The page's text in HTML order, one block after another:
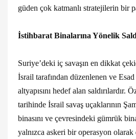
güden çok katmanlı stratejilerin bir
İstihbarat Binalarına Yönelik
Suriye’deki iç savaşın en dikkat
İsrail tarafından düzenlenen ve
altyapısını hedef alan saldırılardır.
tarihinde İsrail savaş uçaklarının
binasını ve çevresindeki gümrük
yalnızca askeri bir operasyon